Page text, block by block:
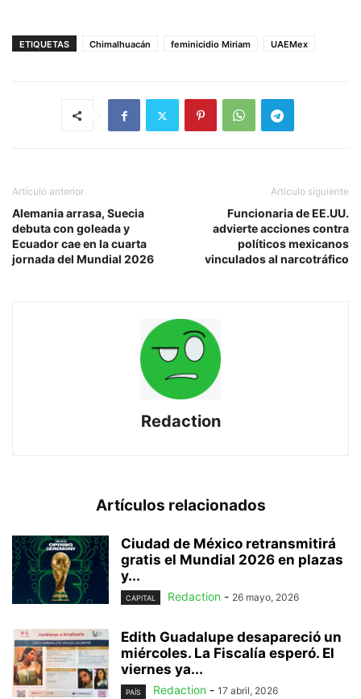
ETIQUETAS Chimalhuacán feminicidio Miriam UAEMex
Artículo anterior
Alemania arrasa, Suecia
debuta con goleada y
Ecuador cae en la cuarta
jornada del Mundial 2026
Artículo siguiente
Funcionaria de EE.UU.
advierte acciones contra
políticos mexicanos
vinculados al narcotráfico
Redaction
Artículos relacionados
Ciudad de México retransmitirá
gratis el Mundial 2026 en plazas
y...
CAPITAL Redaction - 26 mayo, 2026
Edith Guadalupe desapareció un
miércoles. La Fiscalía esperó. El
viernes ya...
PAÍS Redaction - 17 abril, 2026